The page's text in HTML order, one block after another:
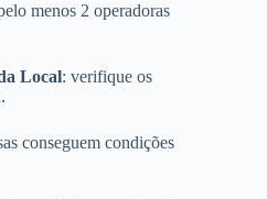
menos 2 operadoras
Local: verifique os
conseguem condições